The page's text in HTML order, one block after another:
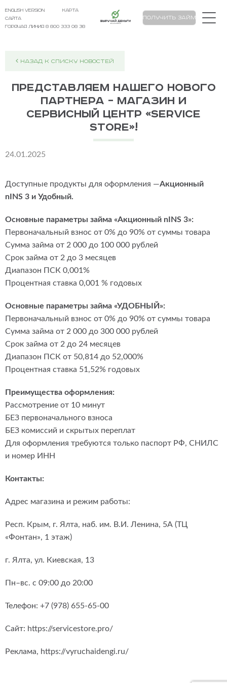
english version
карта
сайта
Горячая линия 8 800 333 08 38
Выручай Деньги Получить займ
НАЗАД К СПИСКУ НОВОСТЕЙ
Представляем нашего нового
партнера – магазин и
сервисный центр «Service
Store»!
24.01.2025
Доступные продукты для оформления —Акционный
nINS 3 и Удобный.
Основные параметры займа «Акционный nINS 3»:
Первоначальный взнос от 0% до 90% от суммы товара
Сумма займа от 2 000 до 100 000 рублей
Срок займа от 2 до 3 месяцев
Диапазон ПСК 0,001%
Процентная ставка 0,001 % годовых
Основные параметры займа «УДОБНЫЙ»:
Первоначальный взнос от 0% до 90% от суммы товара
Сумма займа от 2 000 до 300 000 рублей
Срок займа от 2 до 24 месяцев
Диапазон ПСК от 50,814 до 52,000%
Процентная ставка 51,52% годовых
Преимущества оформления:
Рассмотрение от 10 минут
БЕЗ первоначального взноса
БЕЗ комиссий и скрытых переплат
Для оформления требуются только паспорт РФ, СНИЛС
и номер ИНН
Контакты:
Адрес магазина и режим работы:
Респ. Крым, г. Ялта, наб. им. В.И. Ленина, 5А (ТЦ
«Фонтан», 1 этаж)
г. Ялта, ул. Киевская, 13
Пн–вс. с 09:00 до 20:00
Телефон: +7 (978) 655-65-00
Сайт: https://servicestore.pro/
Реклама, https://vyruchaidengi.ru/